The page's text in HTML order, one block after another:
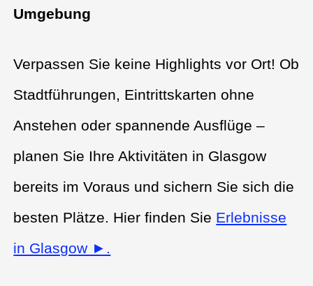
Umgebung
Verpassen Sie keine Highlights vor Ort! Ob
Stadtführungen, Eintrittskarten ohne
Anstehen oder spannende Ausflüge –
planen Sie Ihre Aktivitäten in Glasgow
bereits im Voraus und sichern Sie sich die
besten Plätze. Hier finden Sie Erlebnisse
in Glasgow ►.